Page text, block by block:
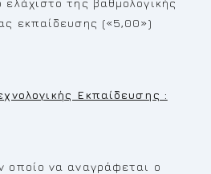
της βαθμολογικής
εκπαίδευσης («5,00»)
Εκπαίδευσης :
οποίο να αναγράφεται ο